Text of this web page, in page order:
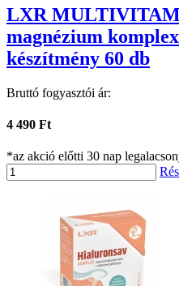
LXR
magnézium
készítmény 60 db
Bruttó fogyasztói ár:
4 490 Ft
*az akció előtti 30 nap